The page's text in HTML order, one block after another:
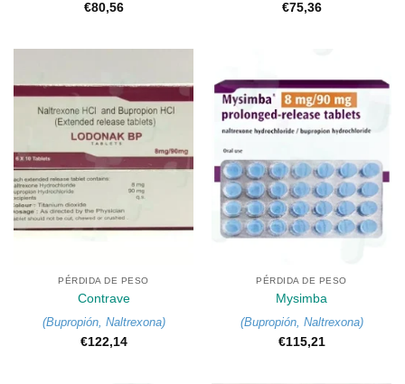
€80,56
€75,36
PÉRDIDA DE PESO
Contrave
(Bupropión, Naltrexona)
€122,14
PÉRDIDA DE PESO
Mysimba
(Bupropión, Naltrexona)
€115,21